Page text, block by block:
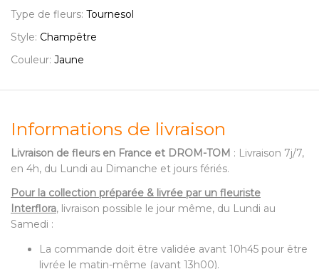
Type de fleurs: Tournesol
Style: Champêtre
Couleur: Jaune
Informations de livraison
Livraison de fleurs en France et DROM-TOM : Livraison 7j/7,
en 4h, du Lundi au Dimanche et jours fériés.
Pour la collection préparée & livrée par un fleuriste
Interflora, livraison possible le jour même, du Lundi au
Samedi :
La commande doit être validée avant 10h45 pour être
livrée le matin-même (avant 13h00).